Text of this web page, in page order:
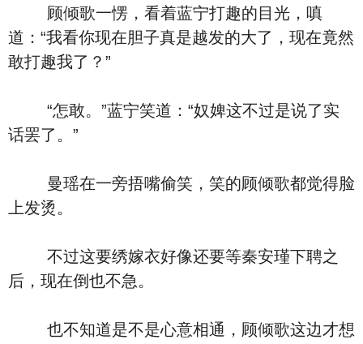
顾倾歌一愣，看着蓝宁打趣的目光，嗔
道：“我看你现在胆子真是越发的大了，现在竟然
敢打趣我了？”
“怎敢。”蓝宁笑道：“奴婢这不过是说了实
话罢了。”
曼瑶在一旁捂嘴偷笑，笑的顾倾歌都觉得脸
上发烫。
不过这要绣嫁衣好像还要等秦安瑾下聘之
后，现在倒也不急。
也不知道是不是心意相通，顾倾歌这边才想